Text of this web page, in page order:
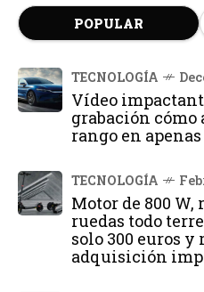
POPULAR
TECNOLOGÍA
Vídeo
grabación cómo
rango en
TECNOLOGÍA
Motor de 800 W,
ruedas todo
solo 300 euros
adquisición